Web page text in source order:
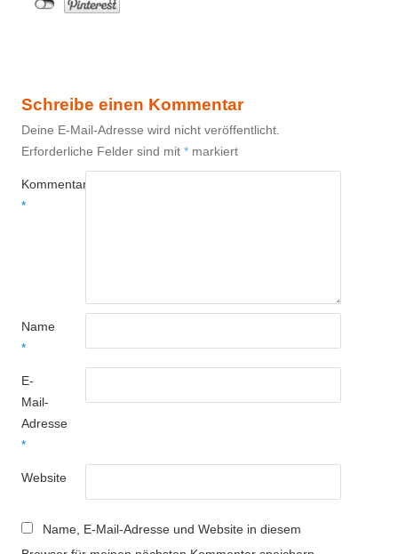
Schreibe einen Kommentar
Deine E-Mail-Adresse wird nicht veröffentlicht.
Erforderliche Felder sind mit * markiert
Kommentar
*
Name
*
E-
Mail-
Adresse
*
Website
Name, E-Mail-Adresse und Website in diesem